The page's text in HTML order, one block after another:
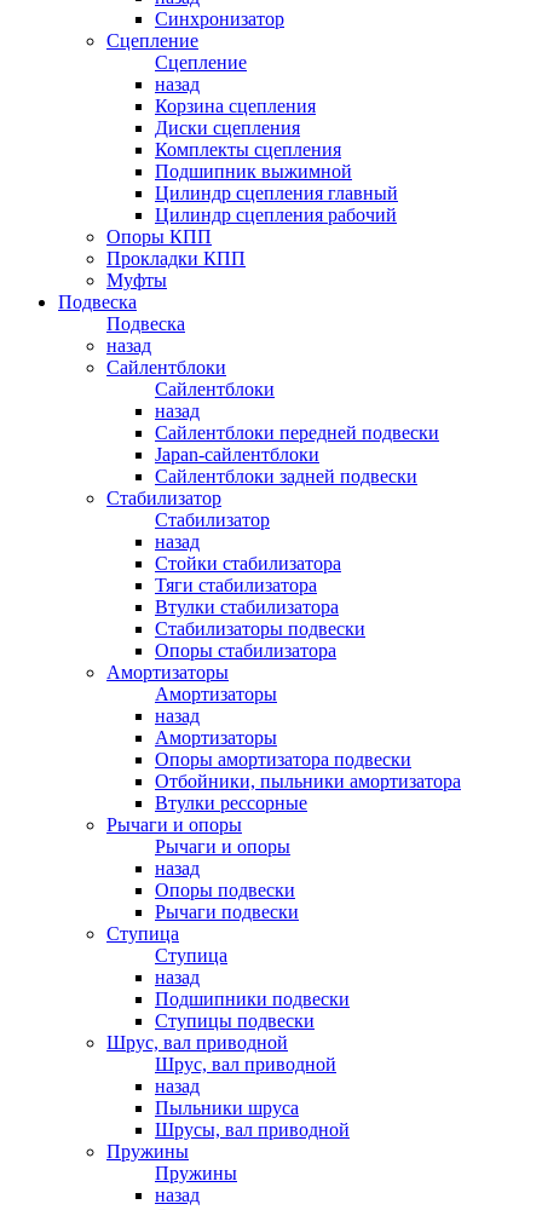
Синхронизатор
Сцепление
Сцепление
назад
Корзина сцепления
Диски сцепления
Комплекты сцепления
Подшипник выжимной
Цилиндр сцепления главный
Цилиндр сцепления рабочий
Опоры КПП
Прокладки КПП
Муфты
Подвеска
Подвеска
назад
Сайлентблоки
Сайлентблоки
назад
Сайлентблоки передней подвески
Japan-сайлентблоки
Сайлентблоки задней подвески
Стабилизатор
Стабилизатор
назад
Стойки стабилизатора
Тяги стабилизатора
Втулки стабилизатора
Стабилизаторы подвески
Опоры стабилизатора
Амортизаторы
Амортизаторы
назад
Амортизаторы
Опоры амортизатора подвески
Отбойники, пыльники амортизатора
Втулки рессорные
Рычаги и опоры
Рычаги и опоры
назад
Опоры подвески
Рычаги подвески
Ступица
Ступица
назад
Подшипники подвески
Ступицы подвески
Шрус, вал приводной
Шрус, вал приводной
назад
Пыльники шруса
Шрусы, вал приводной
Пружины
Пружины
назад